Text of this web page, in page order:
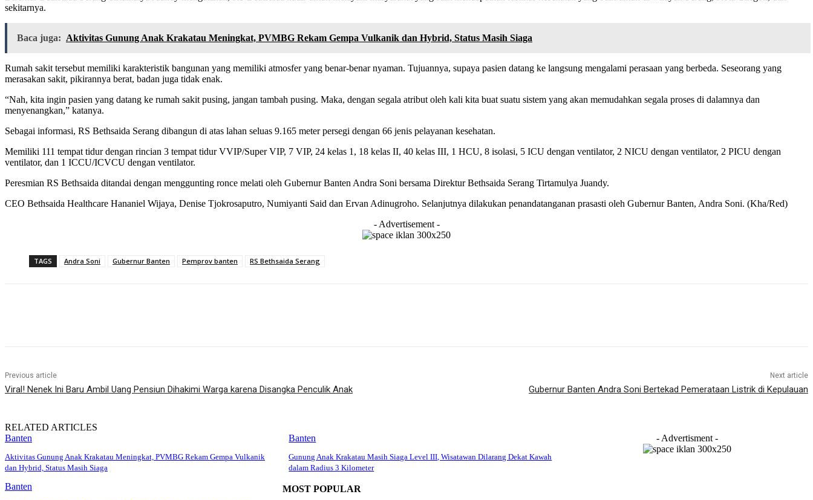
sekitarnya.
Baca juga: Aktivitas Gunung Anak Krakatau Meningkat, PVMBG Rekam Gempa Vulkanik dan Hybrid, Status Masih Siaga
Rumah sakit tersebut memiliki karakteristik bangunan yang memiliki atmosfer yang benar-benar nyaman. Tujuannya, supaya pasien datang ke langsung mengalami perasaan yang berbeda. Seseorang yang
merasakan sakit, pikirannya berat, badan juga tidak enak.
“Nah, kita ingin pasien yang datang ke rumah sakit pusing, jangan tambah pusing. Maka, dengan segala atribut oleh kali kita buat suatu sistem yang akan memudahkan segala proses di dalamnya dan
menyenangkan,” katanya.
Sebagai informasi, RS Bethsaida Serang dibangun di atas lahan seluas 9.165 meter persegi dengan 66 jenis pelayanan kesehatan.
Memiliki 111 tempat tidur dengan rincian 3 tempat tidur VVIP/Super VIP, 7 VIP, 24 kelas 1, 18 kelas II, 40 kelas III, 1 HCU, 8 isolasi, 5 ICU dengan ventilator, 2 NICU dengan ventilator, 2 PICU dengan
ventilator, dan 1 ICCU/ICVCU dengan ventilator.
Peresmian RS Bethsaida ditandai dengan menggunting ronce melati oleh Gubernur Banten Andra Soni bersama Direktur Bethsaida Serang Tirtamulya Juandy.
CEO Bethsaida Healthcare Hananiel Wijaya, Denise Tjokrosaputro, Numiyanti Said dan Ervan Adinugroho. Selanjutnya dilakukan penandatanganan prasasti oleh Gubernur Banten, Andra Soni. (Kha/Red)
- Advertisement -
TAGS Andra Soni Gubernur Banten Pemprov banten RS Bethsaida Serang
Previous article
Viral! Nenek Ini Baru Ambil Uang Pensiun Dihakimi Warga karena Disangka Penculik Anak
Next article
Gubernur Banten Andra Soni Bertekad Pemerataan Listrik di Kepulauan
RELATED ARTICLES
Banten
Aktivitas Gunung Anak Krakatau Meningkat, PVMBG Rekam Gempa Vulkanik
dan Hybrid, Status Masih Siaga
Banten
Gunung Anak Krakatau Masih Siaga Level III, Wisatawan Dilarang Dekat Kawah
dalam Radius 3 Kilometer
Banten
- Advertisment -
MOST POPULAR